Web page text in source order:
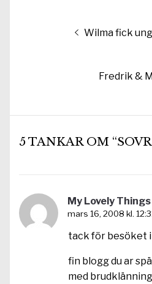
Inläggsnavigering
Föregående
Wilma fick
Nästa
Fredrik &
5 TANKAR OM
My Lovely Things
mars 16, 2008 kl.
tack för besöket i
fin blogg du ar
med